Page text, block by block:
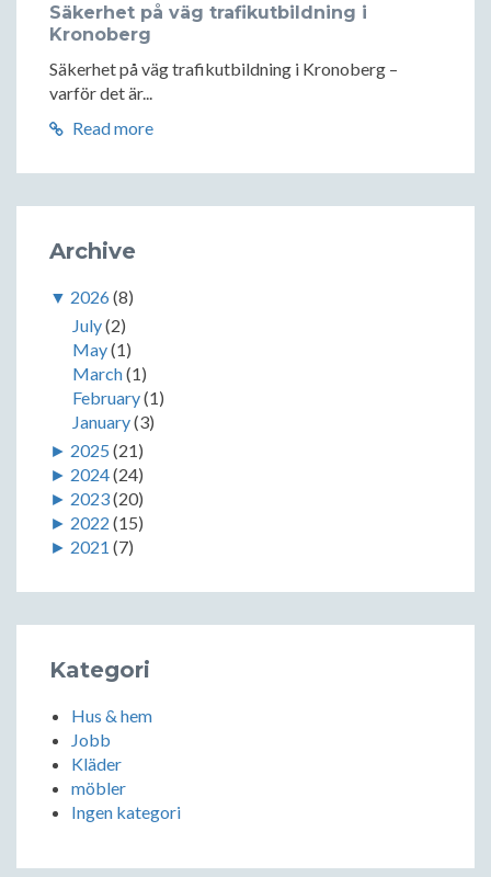
Säkerhet på väg trafikutbildning i
Kronoberg
Säkerhet på väg trafikutbildning i Kronoberg –
varför det är...
Read more
Archive
▼ 2026(8)
July(2)
May(1)
March(1)
February(1)
January(3)
► 2025 (21)
► 2024(24)
► 2023(20)
► 2022 (15)
► 2021 (7)
Kategori
Hus & hem
Jobb
Kläder
möbler
Ingen kategori